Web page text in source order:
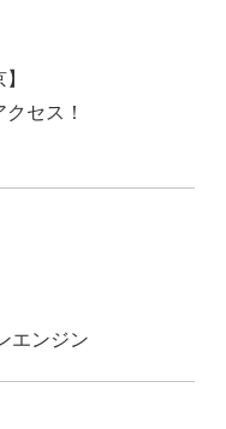
セス！
エンジン